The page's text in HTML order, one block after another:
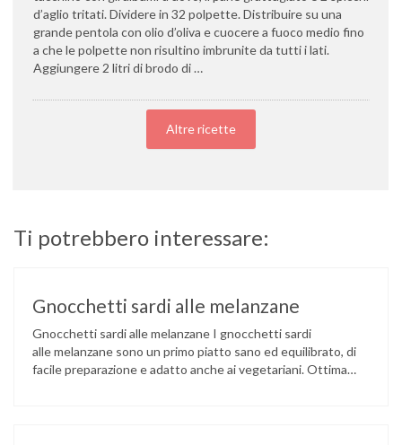
d’aglio tritati. Dividere in 32 polpette. Distribuire su una
grande pentola con olio d’oliva e cuocere a fuoco medio fino
a che le polpette non risultino imbrunite da tutti i lati.
Aggiungere 2 litri di brodo di …
Altre ricette
Ti potrebbero interessare:
Gnocchetti sardi alle melanzane
Gnocchetti sardi alle melanzane I gnocchetti sardi
alle melanzane sono un primo piatto sano ed equilibrato, di
facile preparazione e adatto anche ai vegetariani. Ottima